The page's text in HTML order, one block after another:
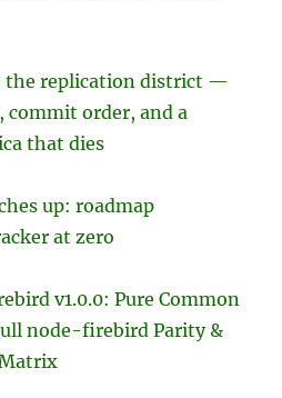
the replication district —
commit order, and a
that dies
up: roadmap
at zero
v1.0.0: Pure Common
node-firebird Parity &